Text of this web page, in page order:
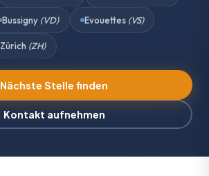
Bussigny (VD) Evouettes (VS)
Zürich (ZH)
Nächste Stelle finden
Kontakt aufnehmen